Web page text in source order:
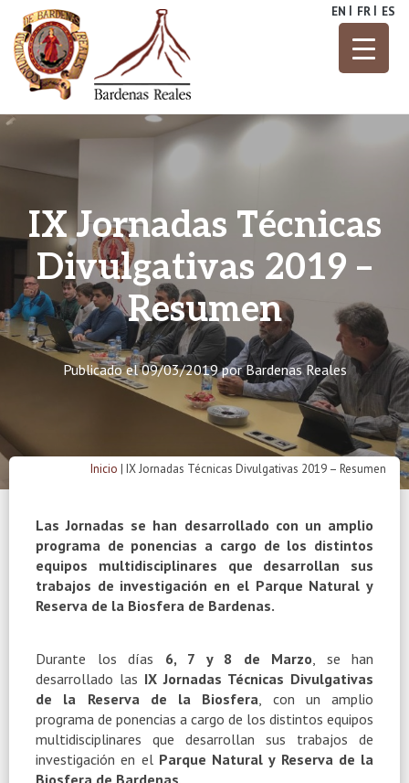
content
Bardenas
Reales
Parque Natural
EN FR ES
IX Jornadas Técnicas
Divulgativas 2019 –
Resumen
Publicado el09/03/2019porBardenas Reales
Inicio | IX Jornadas Técnicas Divulgativas 2019 – Resumen
Las Jornadas se han desarrollado con un amplio
programa de ponencias a cargo de los distintos
equipos multidisciplinares que desarrollan sus
trabajos de investigación en el Parque Natural y
Reserva de la Biosfera de Bardenas.
Durante los días 6, 7 y 8 de Marzo , se han
desarrollado las IX Jornadas Técnicas Divulgativas
de la Reserva de la Biosfera , con un amplio
programa de ponencias a cargo de los distintos equipos
multidisciplinares que desarrollan sus trabajos de
investigación en el Parque Natural y Reserva de la
Biosfera de Bardenas.